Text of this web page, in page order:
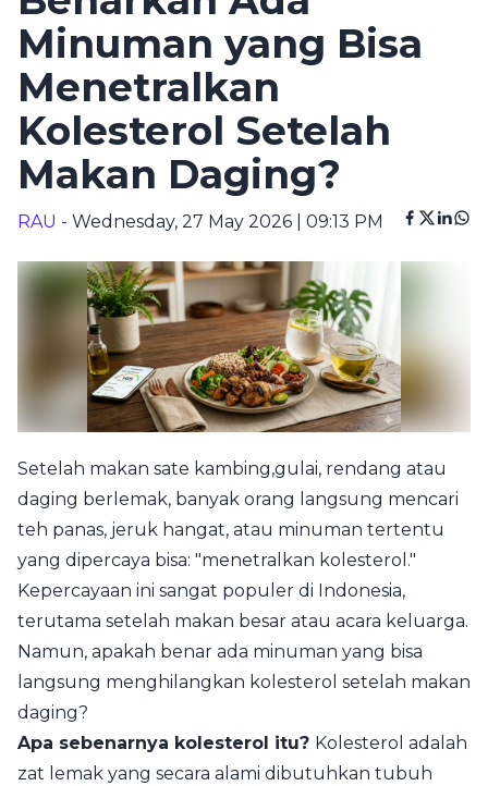
Minuman yang Bisa
Menetralkan
Kolesterol Setelah
Makan Daging?
RAU - Wednesday, 27 May 2026 | 09:13 PM
Setelah makan sate kambing,gulai, rendang atau
daging berlemak, banyak orang langsung mencari
teh panas, jeruk hangat, atau minuman tertentu
yang dipercaya bisa: "menetralkan kolesterol."
Kepercayaan ini sangat populer di Indonesia,
terutama setelah makan besar atau acara keluarga.
Namun, apakah benar ada minuman yang bisa
langsung menghilangkan kolesterol setelah makan
daging?
Apa sebenarnya kolesterol itu? Kolesterol adalah
zat lemak yang secara alami dibutuhkan tubuh